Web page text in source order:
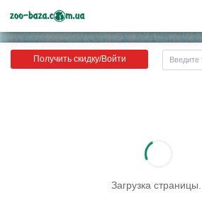
Получить скидку/Войти
Загрузка страницы...